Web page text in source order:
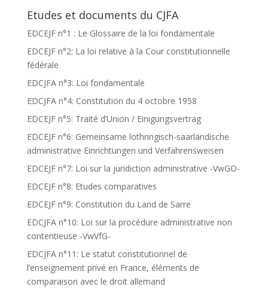
Etudes et documents du CJFA
EDCEJF n°1 : Le Glossaire de la loi fondamentale
EDCEJF n°2: La loi relative à la Cour constitutionnelle
fédérale
EDCJFA n°3: Loi fondamentale
EDCJFA n°4: Constitution du 4 octobre 1958
EDCEJF n°5: Traité d’Union / Einigungsvertrag
EDCEJF n°6: Gemeinsame lothringisch-saarländische
administrative Einrichtungen und Verfahrensweisen
EDCEJF n°7: Loi sur la juridiction administrative -VwGO-
EDCEJF n°8: Etudes comparatives
EDCEJF n°9: Constitution du Land de Sarre
EDCJFA n°10: Loi sur la procédure administrative non
contentieuse -VwVfG-
EDCJFA n°11: Le statut constitutionnel de
l’enseignement privé en France, éléments de
comparaison avec le droit allemand